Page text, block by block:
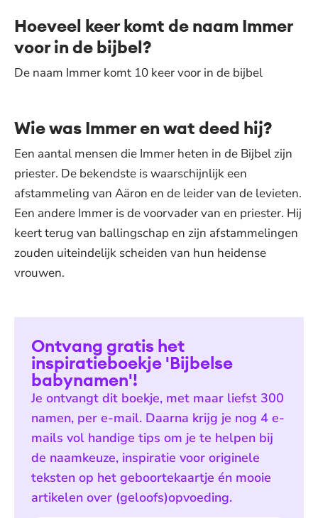
Hoeveel keer komt de naam Immer
voor in de bijbel?
De naam Immer komt 10 keer voor in de bijbel
Wie was Immer en wat deed hij?
Een aantal mensen die Immer heten in de Bijbel zijn
priester. De bekendste is waarschijnlijk een
afstammeling van Aäron en de leider van de levieten.
Een andere Immer is de voorvader van en priester. Hij
keert terug van ballingschap en zijn afstammelingen
zouden uiteindelijk scheiden van hun heidense
vrouwen.
Ontvang gratis het
inspiratieboekje 'Bijbelse
babynamen'!
Je ontvangt dit boekje, met maar liefst 300
namen, per e-mail. Daarna krijg je nog 4 e-
mails vol handige tips om je te helpen bij
de naamkeuze, inspiratie voor originele
teksten op het geboortekaartje én mooie
artikelen over (geloofs)opvoeding.